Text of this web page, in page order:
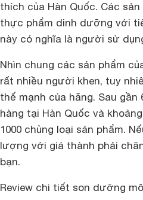
thích của Hàn Quốc. Các
thực phẩm dinh dưỡng với
này có nghĩa là người sử
Nhìn chung các sản phẩm
rất nhiều người khen, tuy
thế mạnh của hãng. Sau gần
hàng tại Hàn Quốc và
1000 chủng loại sản phẩm.
lượng với giá thành phải
bạn.
Review chi tiết son dưỡng